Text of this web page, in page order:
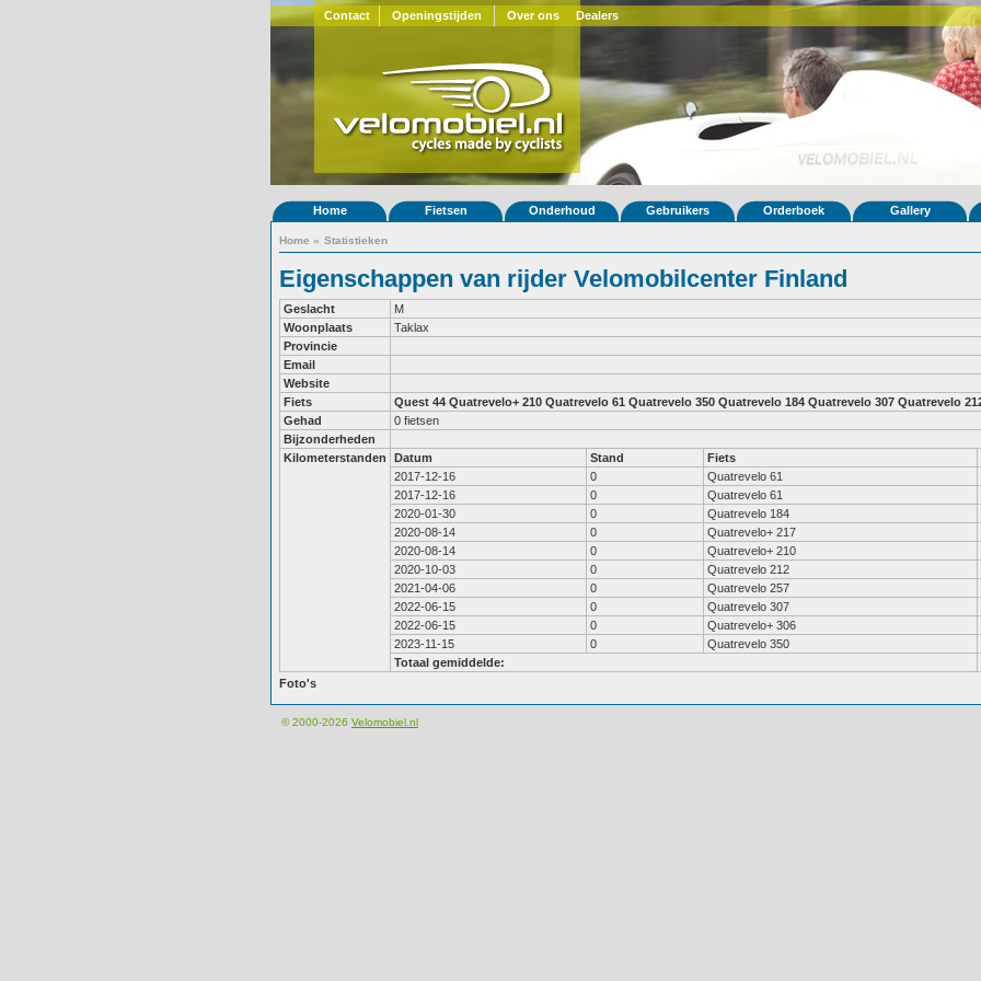
Contact Openingstijden Over ons Dealers
Home Fietsen Onderhoud Gebruikers Orderboek Gallery
Home » Statistieken
Eigenschappen van rijder Velomobilcenter Finland
Geslacht
M
Woonplaats
Taklax
Provincie
Email
Website
Fiets
Quest 44 Quatrevelo+ 210 Quatrevelo 61 Quatrevelo 350 Quatrevelo 184 Quatrevelo 307 Quatrevelo
Gehad
0 fietsen
Bijzonderheden
Kilometerstanden
Datum Stand Fiets
2017-12-16
0 Quatrevelo 61
2017-12-16
0 Quatrevelo 61
2020-01-30
0 Quatrevelo 184
2020-08-14
0 Quatrevelo+ 217
2020-08-14
0 Quatrevelo+ 210
2020-10-03
0 Quatrevelo 212
2021-04-06
0 Quatrevelo 257
2022-06-15
0 Quatrevelo 307
2022-06-15
0 Quatrevelo+ 306
2023-11-15
0 Quatrevelo 350
Totaal gemiddelde:
Foto's
© 2000-2026 Velomobiel.nl